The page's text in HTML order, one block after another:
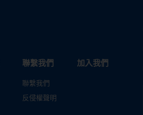
聯繫我們
聯繫我們
反侵權聲明
加入我們